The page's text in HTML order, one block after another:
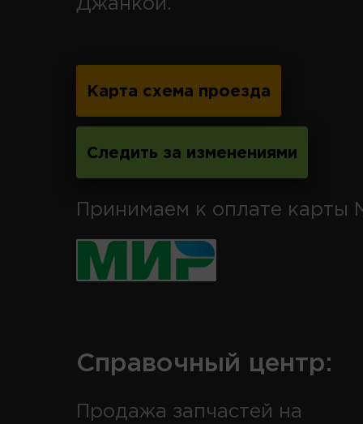
Джанкой.
Карта схема проезда
Следить за изменениями
Принимаем к оплате карты
Справочный центр:
Продажа запчастей на